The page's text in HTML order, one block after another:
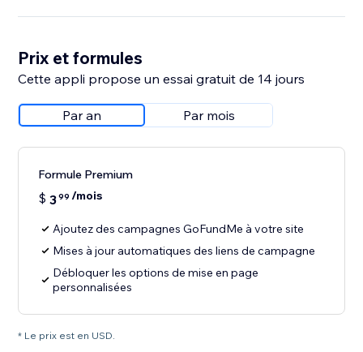
Prix et formules
Cette appli propose un essai gratuit de 14 jours
Par an Par mois
Formule Premium
$ 399 /mois
Ajoutez des campagnes GoFundMe à votre site
Mises à jour automatiques des liens de campagne
Débloquer les options de mise en page
personnalisées
* Le prix est en USD.